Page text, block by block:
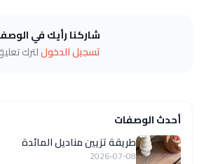
شاركنا رأيك في
تسجيل الدخوللترك
أحدث الوصفات
طريقة تزيين مناديل المائدة
2026-07-08